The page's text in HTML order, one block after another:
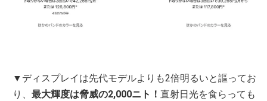
▼ディスプレイは先代モデルよりも2倍明るいと謳ってお
り、最大輝度は脅威の2,000ニト！直射日光を食らっても